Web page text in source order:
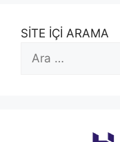
SİTE İÇİ ARAMA
için